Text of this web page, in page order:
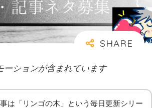
ーションが含まれています
は「リンゴの木」という毎日更新シリー